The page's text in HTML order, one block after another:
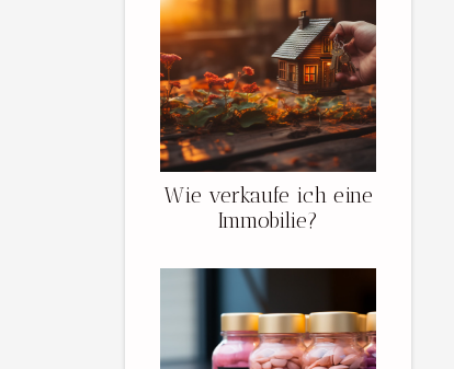
Wie verkaufe ich eine
Immobilie?